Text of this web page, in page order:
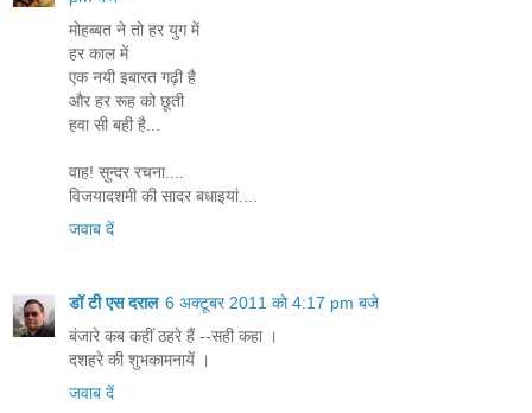
मोहब्बत ने तो हर युग में
हर काल में
एक नयी इबारत गढ़ी है
और हर रूह को छूती
हवा सी बही है...
वाह! सुन्दर रचना....
विजयादशमी की सादर बधाइयां....
जवाब दें
डॉ टी एस दराल 6 अक्टूबर 2011 को 4:17 pm बजे
बंजारे कब कहीं ठहरे हैं --सही कहा ।
दशहरे की शुभकामनायें ।
जवाब दें